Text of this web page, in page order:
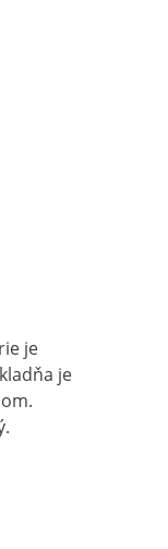
je
je